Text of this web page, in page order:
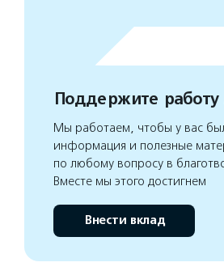
Поддержите
Мы работаем, чтобы у вас
информация и полезные
по любому вопросу в
Вместе мы этого достигнем
Внести вклад